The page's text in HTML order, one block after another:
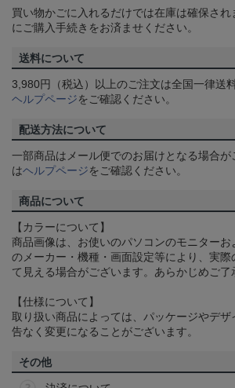
買い物かごに入れるだけでは在庫は確保され
にご購入手続きをお済ませください。
送料について
3,980円（税込）以上のご注文は全国一律送
ヘルプページをご確認ください。
配送方法について
一部商品はメール便でのお届けとなる場合が
はヘルプページをご確認ください。
商品について
【カラーについて】
商品画像は、お使いのパソコンのモニターお
のメーカー・機種・画面設定等により、実際
て見える場合がございます。あらかじめご了
【仕様について】
取り扱い商品によっては、パッケージやデザ
告なく変更になることがございます。
その他